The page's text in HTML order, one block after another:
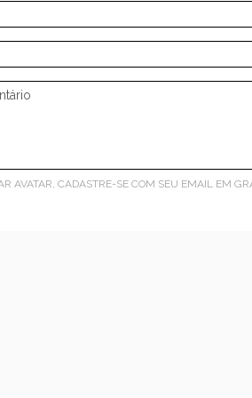
AVATAR, CADASTRE-SE COM SEU EMAIL EM